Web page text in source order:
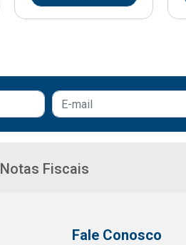
Notas Fiscais
Fale Conosco